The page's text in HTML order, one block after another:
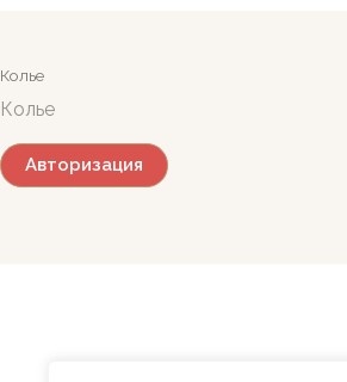
Колье
Колье
Авторизация